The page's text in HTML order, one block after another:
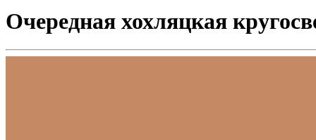
Очередная хохляцкая